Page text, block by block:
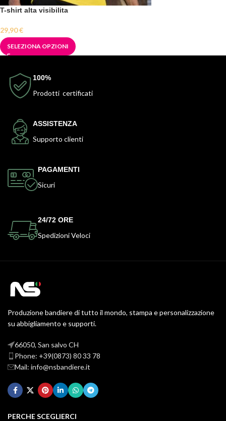
T-shirt alta visibilita
29,90€
SELEZIONA OPZIONI
100%
Prodotti certificati
ASSISTENZA
Supporto clienti
PAGAMENTI
Sicuri
24/72 ORE
Spedizioni Veloci
Produzione bandiere di tutto il mondo, stampa e personalizzazione
su abbigliamento e supporti.
66050, San salvo CH
Phone: +39(0873) 80 33 78
Mail: info@nsbandiere.it
PERCHE SCEGLIERCI